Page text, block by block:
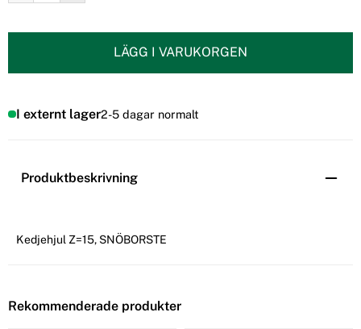
LÄGG I VARUKORGEN
I externt lager2-5 dagar normalt
Produktbeskrivning
Kedjehjul Z=15, SNÖBORSTE
Rekommenderade produkter